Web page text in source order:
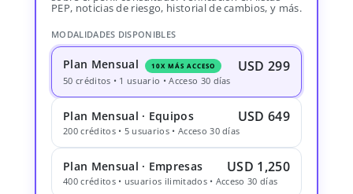
PEP, noticias de riesgo, historial de cambios, y más.
MODALIDADES DISPONIBLES
Plan Mensual 10X MÁS ACCESO USD 299
50 créditos • 1 usuario • Acceso 30 días
Plan Mensual · Equipos USD 649
200 créditos • 5 usuarios • Acceso 30 días
Plan Mensual · Empresas USD 1,250
400 créditos • usuarios ilimitados • Acceso 30 días